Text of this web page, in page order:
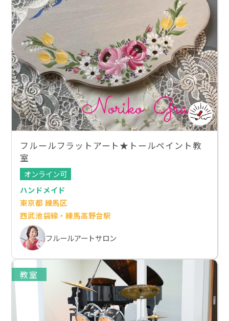
フルールフラットアート★トールペイント教
室
オンライン可
ハンドメイド
東京都 練馬区
西武池袋線・練馬高野台駅
フルールアートサロン
教室